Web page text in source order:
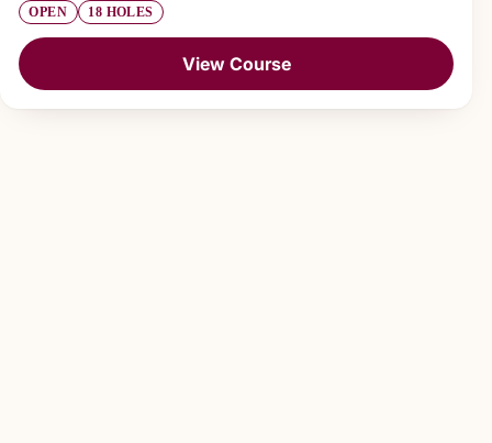
OPEN 18 HOLES
View Course